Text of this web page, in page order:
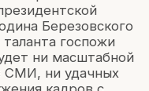
Березовского
госпожи
ни масштабной
СМИ, ни удачных